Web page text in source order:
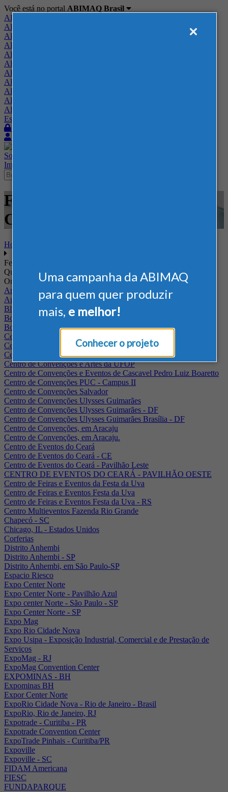
Uma campanha da ABIMAQ
para quem quer produzir
mais, e melhor!
Conhecer o projeto
Você está no portal ABIMAQ Brasil
ABIMAQ Brasil
ABIMAQ Minas Gerais
ABIMAQ Norte-Nordeste
ABIMAQ Paraná
ABIMAQ Piracicaba
ABIMAQ Ribeirão Preto
ABIMAQ Rio de Janeiro
ABIMAQ Rio Grande do Sul
ABIMAQ Santa Catarina
ABIMAQ São Paulo
ABIMAQ Vale do Paraíba
Escritório de Relações Governamentais
Sobre
Imprensa
Feiras - Transamerica Expo
Center - Alimentício
Home
Feiras
Quando
Onde
Arena Jaguariuna
Auditório Albano Franco - FIEPA
Blumenau - SC
BolognaFiere
Boulevard Olimpico - RJ
Centro Internacional de Convenções do Brasil, em Brasília
Centro de Convenções - SE
Centro de Convenções de Pernambuco - PE
Centro de Convenções e Artes da UFOP
Centro de Convenções e Eventos de Cascavel Pedro Luiz Boaretto
Centro de Convenções PUC - Campus II
Centro de Convenções Salvador
Centro de Convenções Ulysses Guimarães
Centro de Convenções Ulysses Guimarães - DF
Centro de Convenções Ulysses Guimarães Brasília - DF
Centro de Convenções, em Aracaju
Centro de Convenções, em Aracaju.
Centro de Eventos do Ceará
Centro de Eventos do Ceará - CE
Centro de Eventos do Ceará - Pavilhão Leste
CENTRO DE EVENTOS DO CEARÁ - PAVILHÃO OESTE
Centro de Feiras e Eventos da Festa da Uva
Centro de Feiras e Eventos Festa da Uva
Centro de Feiras e Eventos Festa da Uva - RS
Centro Multieventos Fazenda Rio Grande
Chapecó - SC
Chicago, IL - Estados Unidos
Corferias
Distrito Anhembi
Distrito Anhembi - SP
Distrito Anhembi, em São Paulo-SP
Espacio Riesco
Expo Center Norte
Expo Center Norte - Pavilhão Azul
Expo center Norte - São Paulo - SP
Expo Center Norte - SP
Expo Mag
Expo Rio Cidade Nova
Expo Usipa - Exposição Industrial, Comercial e de Prestação de
Serviços
ExpoMag - RJ
ExpoMag Convention Center
EXPOMINAS - BH
Expominas BH
Expor Center Norte
ExpoRio Cidade Nova - Rio de Janeiro - Brasil
ExpoRio, Rio de Janeiro, RJ
Expotrade - Curitiba - PR
Expotrade Convention Center
ExpoTrade Pinhais - Curitiba/PR
Expoville
Expoville - SC
FIDAM Americana
FIESC
FUNDAPARQUE